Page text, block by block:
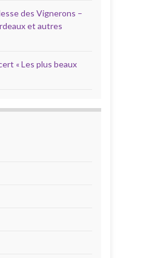
des Vignerons –
et autres
« Les plus beaux